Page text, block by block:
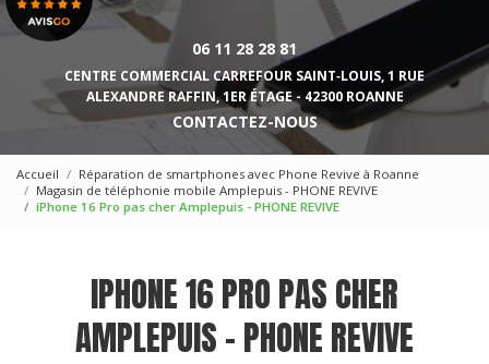
06 11 28 28 81
CENTRE COMMERCIAL CARREFOUR SAINT‑LOUIS, 1 RUE
ALEXANDRE RAFFIN, 1ER ÉTAGE - 42300 ROANNE
CONTACTEZ-NOUS
Accueil
Réparation de smartphones avec Phone Revive à Roanne
Magasin de téléphonie mobile Amplepuis - PHONE REVIVE
iPhone 16 Pro pas cher Amplepuis - PHONE REVIVE
IPHONE 16 PRO PAS CHER
AMPLEPUIS - PHONE REVIVE